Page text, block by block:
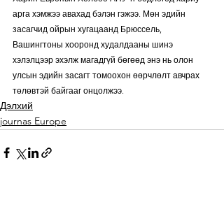
арга хэмжээ авахад бэлэн гэжээ. Мөн эдийн
засагчид ойрын хугацаанд Брюссель,
Вашингтоны хооронд худалдааны шинэ
хэлэлцээр эхэлж магадгүй бөгөөд энэ нь олон
улсын эдийн засагт томоохон өөрчлөлт авчрах
төлөвтэй байгааг онцолжээ.
Дэлхий
journas Europe